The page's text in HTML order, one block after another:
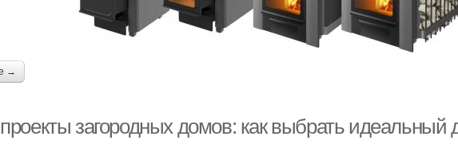
→
загородных домов: как выбрать идеальный